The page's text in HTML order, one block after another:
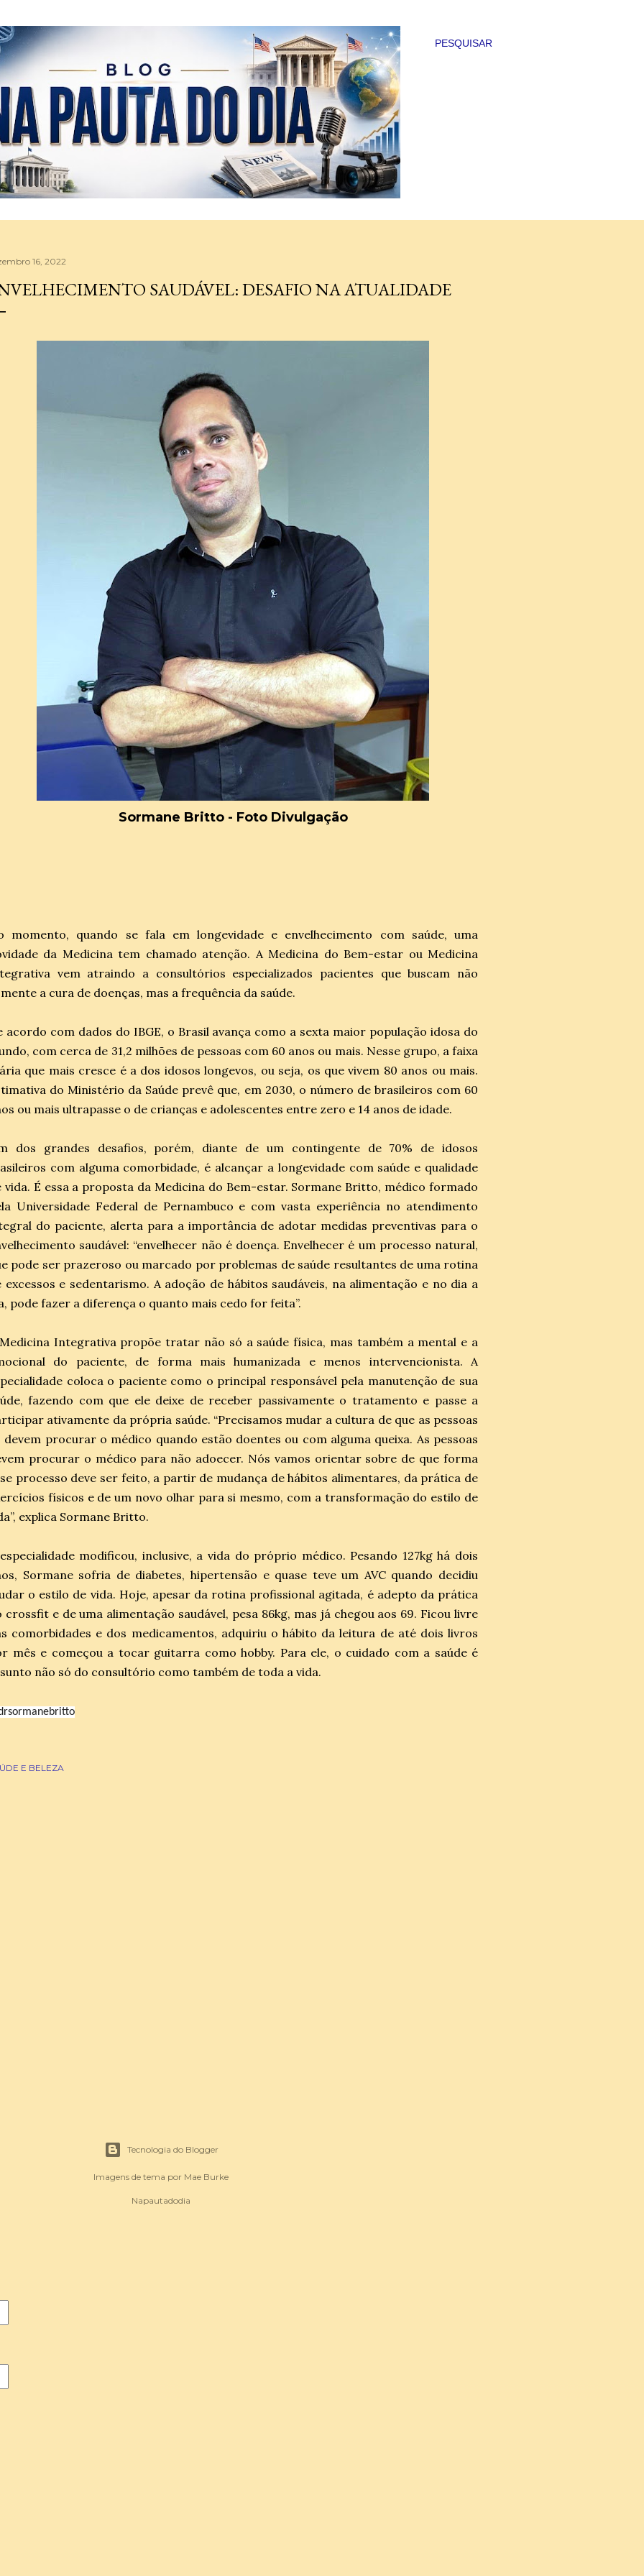
PESQUISAR
16, 2022
SAUDÁVEL: DESAFIO NA ATUALIDADE
Sormane Britto - Foto Divulgação
momento, quando se fala em longevidade e envelhecimento com saúde, uma
da Medicina tem chamado atenção. A Medicina do Bem-estar ou Medicina
vem atraindo a consultórios especializados pacientes que buscam não
a cura de doenças, mas a frequência da saúde.
acordo com dados do IBGE, o Brasil avança como a sexta maior população idosa do
com cerca de 31,2 milhões de pessoas com 60 anos ou mais. Nesse grupo, a faixa
que mais cresce é a dos idosos longevos, ou seja, os que vivem 80 anos ou mais.
do Ministério da Saúde prevê que, em 2030, o número de brasileiros com 60
ou mais ultrapasse o de crianças e adolescentes entre zero e 14 anos de idade.
dos grandes desafios, porém, diante de um contingente de 70% de idosos
com alguma comorbidade, é alcançar a longevidade com saúde e qualidade
vida. É essa a proposta da Medicina do Bem-estar. Sormane Britto, médico formado
Universidade Federal de Pernambuco e com vasta experiência no atendimento
do paciente, alerta para a importância de adotar medidas preventivas para o
saudável: “envelhecer não é doença. Envelhecer é um processo natural,
pode ser prazeroso ou marcado por problemas de saúde resultantes de uma rotina
excessos e sedentarismo. A adoção de hábitos saudáveis, na alimentação e no dia a
pode fazer a diferença o quanto mais cedo for feita”.
Integrativa propõe tratar não só a saúde física, mas também a mental e a
do paciente, de forma mais humanizada e menos intervencionista. A
coloca o paciente como o principal responsável pela manutenção de sua
fazendo com que ele deixe de receber passivamente o tratamento e passe a
ativamente da própria saúde. “Precisamos mudar a cultura de que as pessoas
devem procurar o médico quando estão doentes ou com alguma queixa. As pessoas
procurar o médico para não adoecer. Nós vamos orientar sobre de que forma
processo deve ser feito, a partir de mudança de hábitos alimentares, da prática de
físicos e de um novo olhar para si mesmo, com a transformação do estilo de
explica Sormane Britto.
modificou, inclusive, a vida do próprio médico. Pesando 127kg há dois
Sormane sofria de diabetes, hipertensão e quase teve um AVC quando decidiu
o estilo de vida. Hoje, apesar da rotina profissional agitada, é adepto da prática
crossfit e de uma alimentação saudável, pesa 86kg, mas já chegou aos 69. Ficou livre
comorbidades e dos medicamentos, adquiriu o hábito da leitura de até dois livros
mês e começou a tocar guitarra como hobby. Para ele, o cuidado com a saúde é
não só do consultório como também de toda a vida.
E BELEZA
Tecnologia do Blogger
Imagens de tema por Mae Burke
Napautadodia